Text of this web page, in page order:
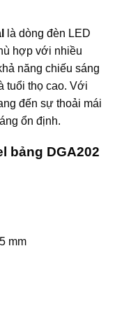
là dòng đèn LED
hợp với nhiều
năng chiếu sáng
tuổi thọ cao. Với
đến sự thoải mái
ổn định.
bảng DGA202
mm